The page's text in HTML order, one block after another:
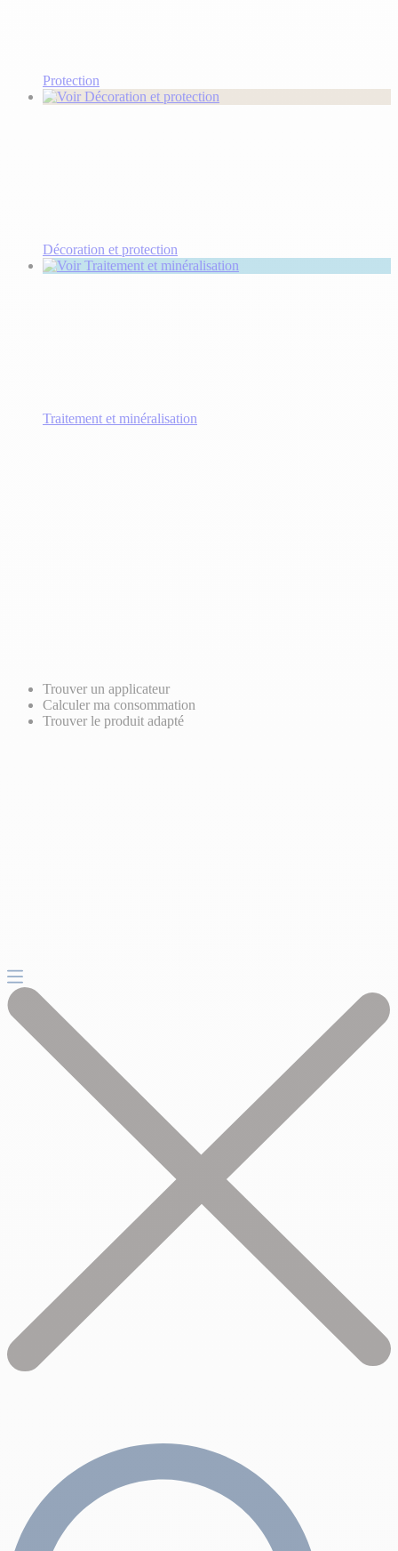
Protection
Décoration et protection
Traitement et minéralisation
Trouver un applicateur
Calculer ma consommation
Trouver le produit adapté